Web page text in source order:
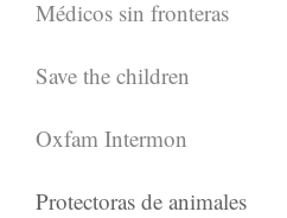
Médicos sin fronteras
Save the children
Oxfam Intermon
Protectoras de animales